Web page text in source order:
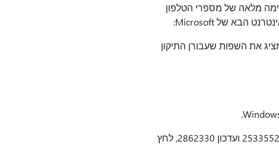
מלאה של מספרי הטלפון
את השפות שעבורן התיקון
בנוסף, עליך להתקין את 2533552 העדכון ואת 2862330 העדכונים. לקבלת מידע נוסף על עדכון 2533552 ועדכון 2862330, לחץ